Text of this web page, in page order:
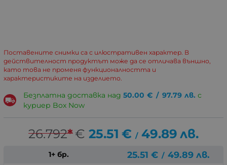
Поставените снимки са с илюстративен характер. В
действителност продуктът може да се отличава външно,
като това не променя функционалността и
характеристиките на изделието.
Безплатна доставка над 50.00 € / 97.79 лв. с
куриер Box Now
26.792*€ 25.51 € / 49.89 лв.
1+ бр. 25.51 € / 49.89 лв.